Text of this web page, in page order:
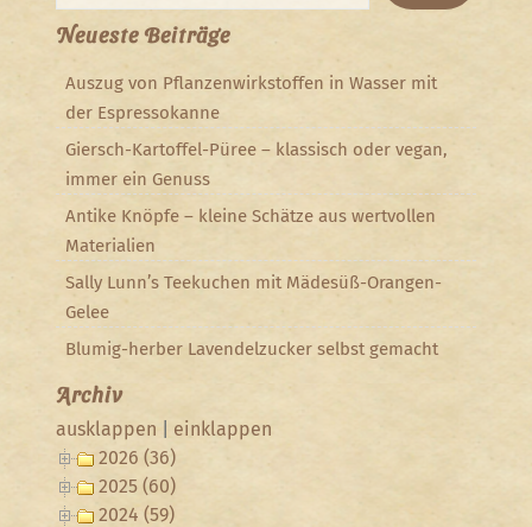
Neueste Beiträge
Auszug von Pflanzenwirkstoffen in Wasser mit
der Espressokanne
Giersch-Kartoffel-Püree – klassisch oder vegan,
immer ein Genuss
Antike Knöpfe – kleine Schätze aus wertvollen
Materialien
Sally Lunn’s Teekuchen mit Mädesüß-Orangen-
Gelee
Blumig-herber Lavendelzucker selbst gemacht
Archiv
ausklappen
einklappen
2026 (36)
2025 (60)
2024 (59)